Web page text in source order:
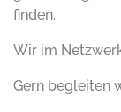
finden.
Wir im
Gern begleiten